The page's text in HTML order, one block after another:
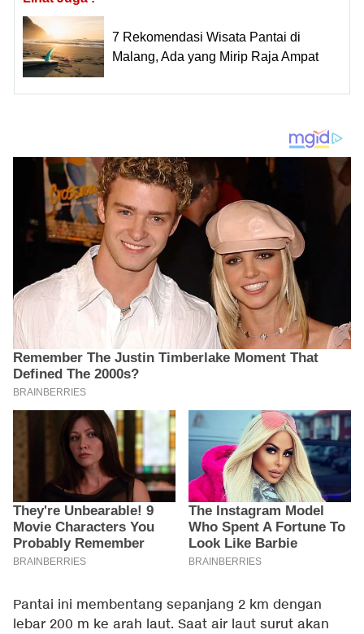
7 Rekomendasi Wisata Pantai di
Malang, Ada yang Mirip Raja Ampat
Pantai ini membentang sepanjang 2 km dengan
lebar 200 m ke arah laut. Saat air laut surut akan